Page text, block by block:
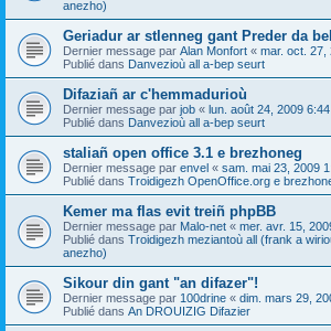
anezho)
Geriadur ar stlenneg gant Preder da
Dernier message par Alan Monfort « mar. oct. 27,
Publié dans Danvezioù all a-bep seurt
Difaziañ ar c'hemmadurioù
Dernier message par job « lun. août 24, 2009
Publié dans Danvezioù all a-bep seurt
staliañ open office 3.1 e brezhoneg
Dernier message par envel « sam. mai 23, 2009
Publié dans Troidigezh OpenOffice.org e
Kemer ma flas evit treiñ phpBB
Dernier message par Malo-net « mer. avr. 15,
Publié dans Troidigezh meziantoù all (frank a
anezho)
Sikour din gant "an difazer"!
Dernier message par 100drine « dim. mars 29,
Publié dans An DROUIZIG Difazier